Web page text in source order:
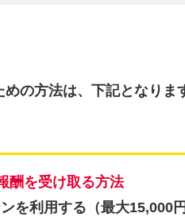
の方法は、下記となりま
酬を受け取る方法
を利用する（最大15,000円